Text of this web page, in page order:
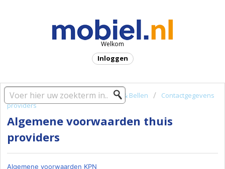
Welkom
Inloggen
Startpagina oplossing TV, Internet & Bellen
Contactgegevens
providers
Algemene voorwaarden thuis
providers
Algemene voorwaarden KPN